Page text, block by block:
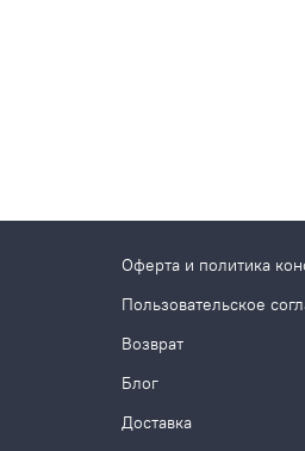
Оферта и политика
Пользовательское
Возврат
Блог
Доставка